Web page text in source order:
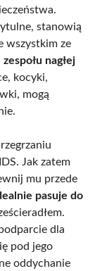
stanowią
wszystkim ze
zespołu nagłej
kocyki,
mogą
Jak zatem
mu przede
pasuje do
dla
pod jego
oddychanie